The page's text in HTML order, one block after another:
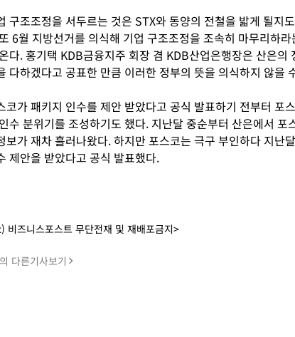
구조조정을 서두르는 것은 STX와 동양의 전철을 밟게 될지
6월 지방선거를 의식해 기업 구조조정을 조속히 마무리하
다. 홍기택 KDB금융지주 회장 겸 KDB산업은행장은 산은의
다하겠다고 공표한 만큼 이러한 정부의 뜻을 의식하지 않을
코가 패키지 인수를 제안 받았다고 공식 발표하기 전부터 포
수 분위기를 조성하기도 했다. 지난달 중순부터 산은에서 포
보가 재차 흘러나왔다. 하지만 포스코는 극구 부인하다 지난
제안을 받았다고 공식 발표했다.
비즈니스포스트 무단전재 및 재배포금지>
다른기사보기